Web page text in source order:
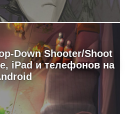
Down Shooter/Shoot
iPad и телефонов на